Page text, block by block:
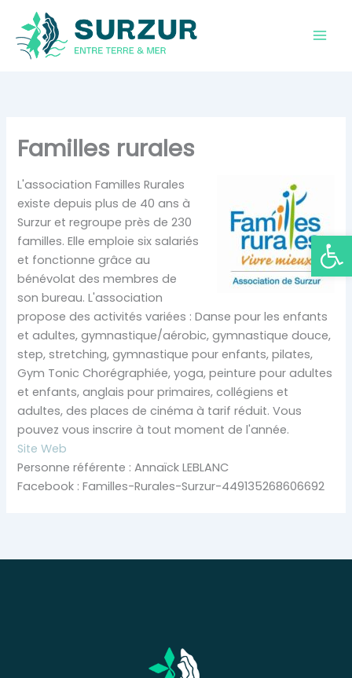
Ouvrir
contenu
Familles rurales
L'association Familles Rurales
existe depuis plus de 40 ans à
Surzur et regroupe près de 230
familles. Elle emploie six salariés
et fonctionne grâce au
bénévolat des membres de
son bureau. L'association
propose des activités variées : Danse pour les enfants
et adultes, gymnastique/aérobic, gymnastique douce,
step, stretching, gymnastique pour enfants, pilates,
Gym Tonic Chorégraphiée, yoga, peinture pour adultes
et enfants, anglais pour primaires, collégiens et
adultes, des places de cinéma à tarif réduit. Vous
pouvez vous inscrire à tout moment de l'année.
Site Web
Personne référente : Annaïck LEBLANC
Facebook : Familles-Rurales-Surzur-449135268606692